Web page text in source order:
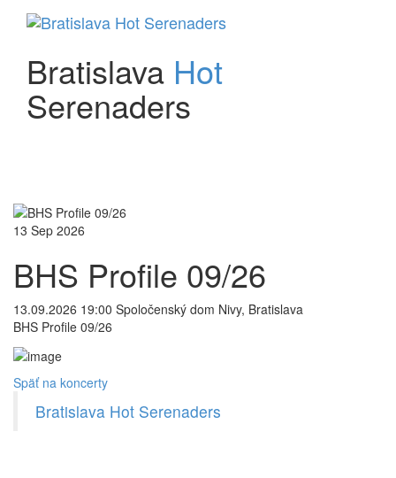
Bratislava Hot
Serenaders
13 Sep 2026
BHS Profile 09/26
13.09.2026 19:00 Spoločenský dom Nivy, Bratislava
BHS Profile 09/26
Späť na koncerty
Bratislava Hot Serenaders